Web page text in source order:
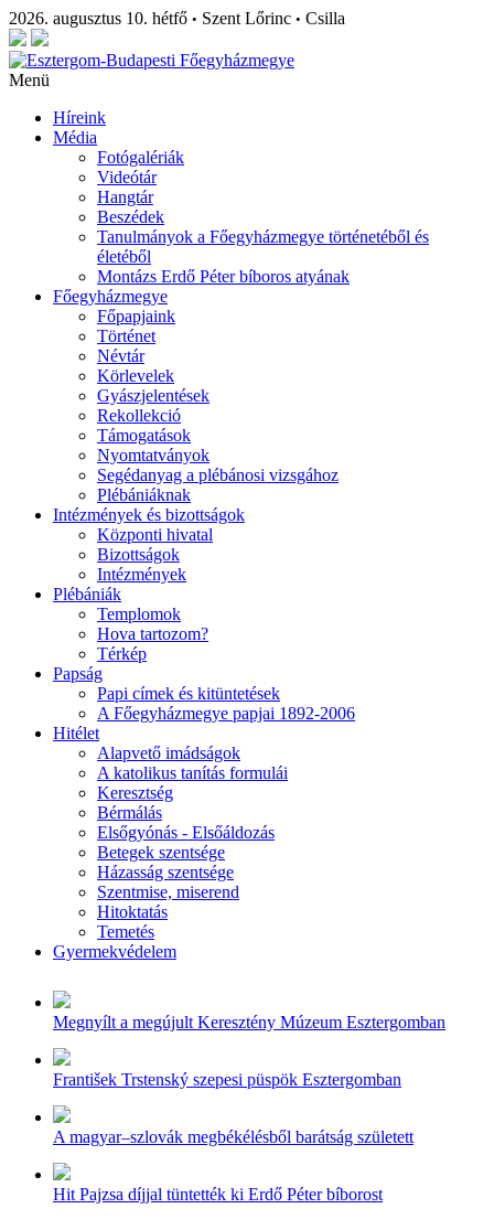
2026. augusztus 10. hétfő • Szent Lőrinc • Csilla
Menü
Híreink
Média
Fotógalériák
Videótár
Hangtár
Beszédek
Tanulmányok a Főegyházmegye történetéből és
életéből
Montázs Erdő Péter bíboros atyának
Főegyházmegye
Főpapjaink
Történet
Névtár
Körlevelek
Gyászjelentések
Rekollekció
Támogatások
Nyomtatványok
Segédanyag a plébánosi vizsgához
Plébániáknak
Intézmények és bizottságok
Központi hivatal
Bizottságok
Intézmények
Plébániák
Templomok
Hova tartozom?
Térkép
Papság
Papi címek és kitüntetések
A Főegyházmegye papjai 1892-2006
Hitélet
Alapvető imádságok
A katolikus tanítás formulái
Keresztség
Bérmálás
Elsőgyónás - Elsőáldozás
Betegek szentsége
Házasság szentsége
Szentmise, miserend
Hitoktatás
Temetés
Gyermekvédelem
Megnyílt a megújult Keresztény Múzeum Esztergomban
František Trstenský szepesi püspök Esztergomban
A magyar–szlovák megbékélésből barátság született
Hit Pajzsa díjjal tüntették ki Erdő Péter bíborost